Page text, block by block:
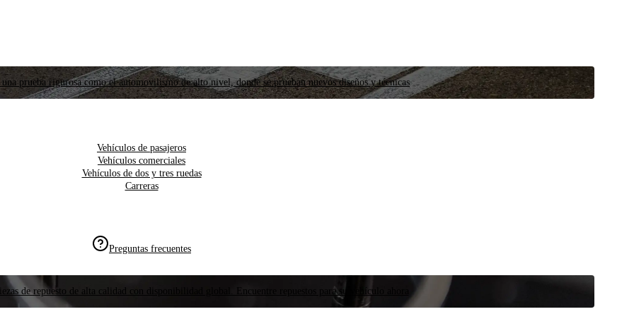
prueba rigurosa como el automovilismo de alto nivel, donde se prueban nuevos diseños y técnicas
Vehículos de pasajeros
Vehículos comerciales
Vehículos de dos y tres ruedas
Carreras
Preguntas frecuentes
de repuesto de alta calidad con disponibilidad global. Encuentre repuestos para su vehículo ahora